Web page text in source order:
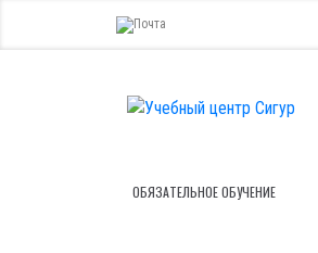
ОБЯЗАТЕЛЬНОЕ ОБУЧЕНИЕ